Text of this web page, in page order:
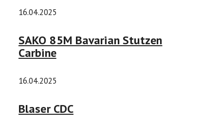
16.04.2025
SAKO 85M Bavarian Stutzen
Carbine
16.04.2025
Blaser CDC